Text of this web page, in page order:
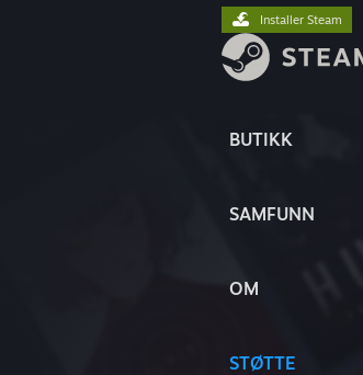
BUTIKK
SAMFUNN
OM
STØTTE
Installer Steam